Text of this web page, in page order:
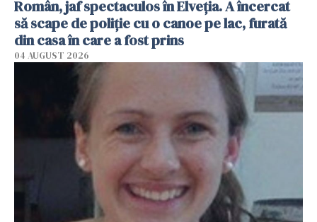
Român, jaf spectaculos în Elveția. A încercat
să scape de poliție cu o canoe pe lac, furată
din casa în care a fost prins
04 AUGUST 2026